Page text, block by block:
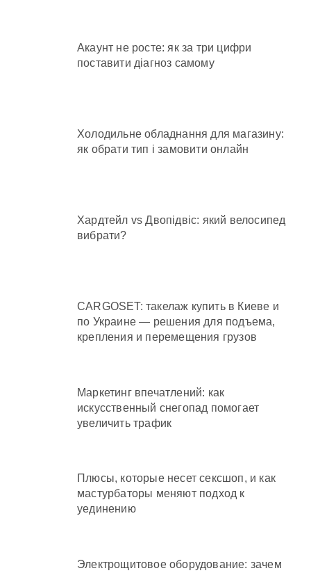
Акаунт не росте: як за три цифри
поставити діагноз самому
Холодильне обладнання для магазину:
як обрати тип і замовити онлайн
Хардтейл vs Двопідвіс: який велосипед
вибрати?
CARGOSET: такелаж купить в Киеве и
по Украине — решения для подъема,
крепления и перемещения грузов
Маркетинг впечатлений: как
искусственный снегопад помогает
увеличить трафик
Плюсы, которые несет сексшоп, и как
мастурбаторы меняют подход к
уединению
Электрощитовое оборудование: зачем